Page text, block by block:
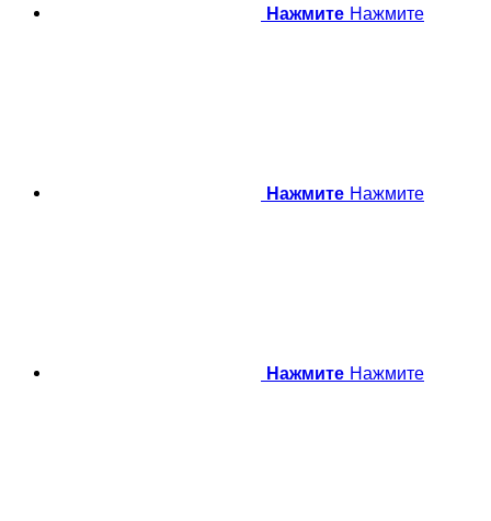
Нажмите Нажмите
Нажмите Нажмите
Нажмите Нажмите